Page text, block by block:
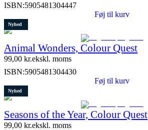
ISBN:5905481304447
Føj til kurv
Nyhed
Animal Wonders, Colour Quest
99,00 kr.ekskl. moms
ISBN:5905481304430
Føj til kurv
Nyhed
Seasons of the Year, Colour Quest
99,00 kr.ekskl. moms